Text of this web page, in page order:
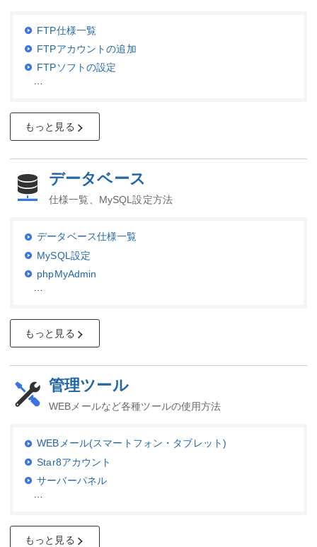
FTP仕様一覧
FTPアカウントの追加
FTPソフトの設定
…
もっと見る
データベース
仕様一覧、MySQL設定方法
データベース仕様一覧
MySQL設定
phpMyAdmin
…
もっと見る
管理ツール
WEBメールなど各種ツールの使用方法
WEBメール(スマートフォン・タブレット)
Star8アカウント
サーバーパネル
…
もっと見る